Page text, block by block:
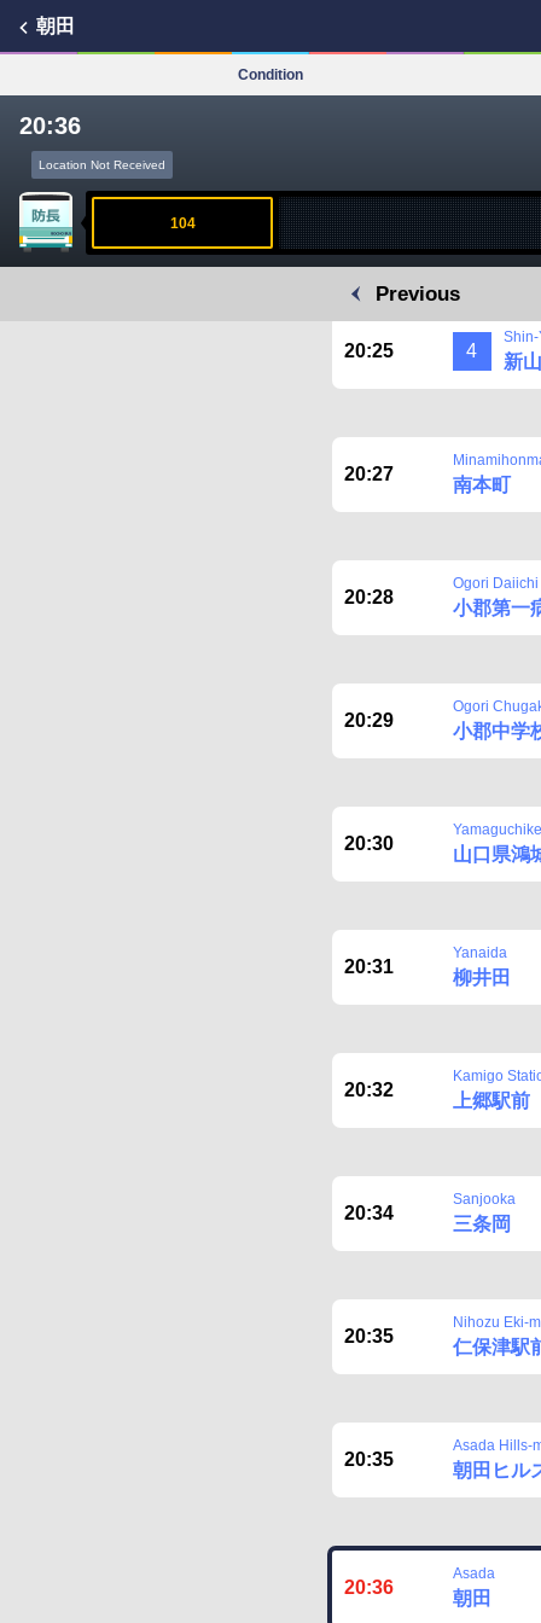
朝田
Condition
20:36
Location Not Received
104
Previous
20:25 4
Shin-
新
20:27
南本町
20:28
Ogori
小郡第一
20:29
Ogori
小郡中学
20:30
山口県鴻
20:31
Yanaida
柳井田
20:32
Kamigo
上郷駅前
20:34
Sanjooka
三条岡
20:35
Nihozu Eki-
仁保津駅
20:35
Asada Hills-
朝田ヒル
20:36
Asada
朝田